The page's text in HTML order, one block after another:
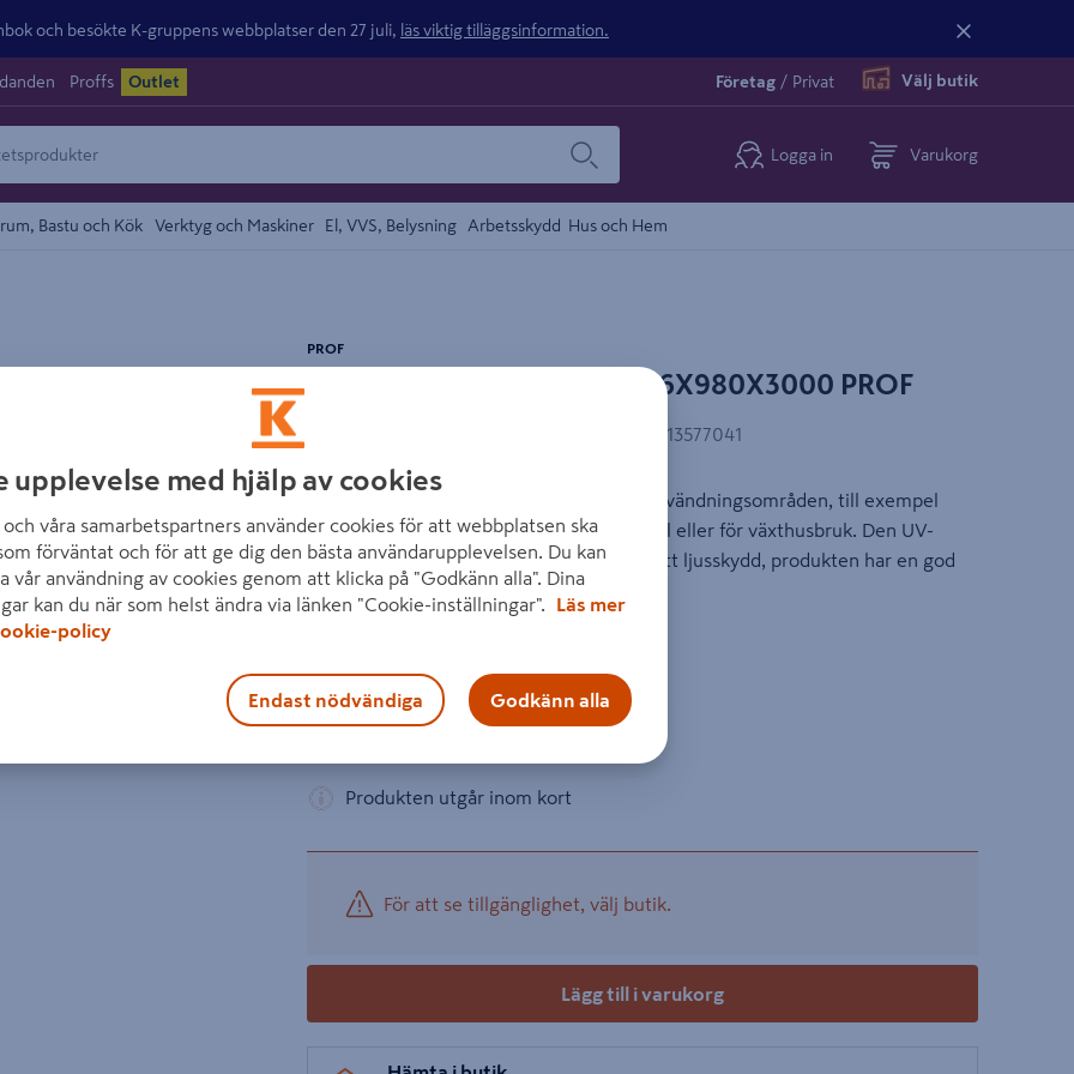
och besökte K-gruppens webbplatser den 27 juli, läs viktig tilläggsinformation.
Proffs Outlet Företag / Privat Välj butik
Logga in Varukorg
Bastu och Kök Verktyg och Maskiner El, VVS, Belysning Arbetsskydd Hus och Hem
KANALPLAST prof POLYK 6X980X3000 PROF
PROF
6438313577041
Kanalplast (6 mm) är lämplig för många användningsområden, till exempel
som en skyddsvägg för en terrass eller grill eller för växthusbruk. Den UV-
skyddade produkten är inte lämplig som ett ljusskydd, produkten har en god
ljusöverföring på 80%.
469 kr/ ST
1 produkter
−
Antal
Produkten utgår inom kort
För att se tillgänglighet, välj butik.
Lägg till i varukorg
upplevelse med hjälp av cookies
våra samarbetspartners använder cookies för att webbplatsen ska
förväntat och för att ge dig den bästa användarupplevelsen. Du kan
vår användning av cookies genom att klicka på "Godkänn alla". Dina
kan du när som helst ändra via länken "Cookie-inställningar".
Läs mer
policy
Endast nödvändiga Godkänn alla